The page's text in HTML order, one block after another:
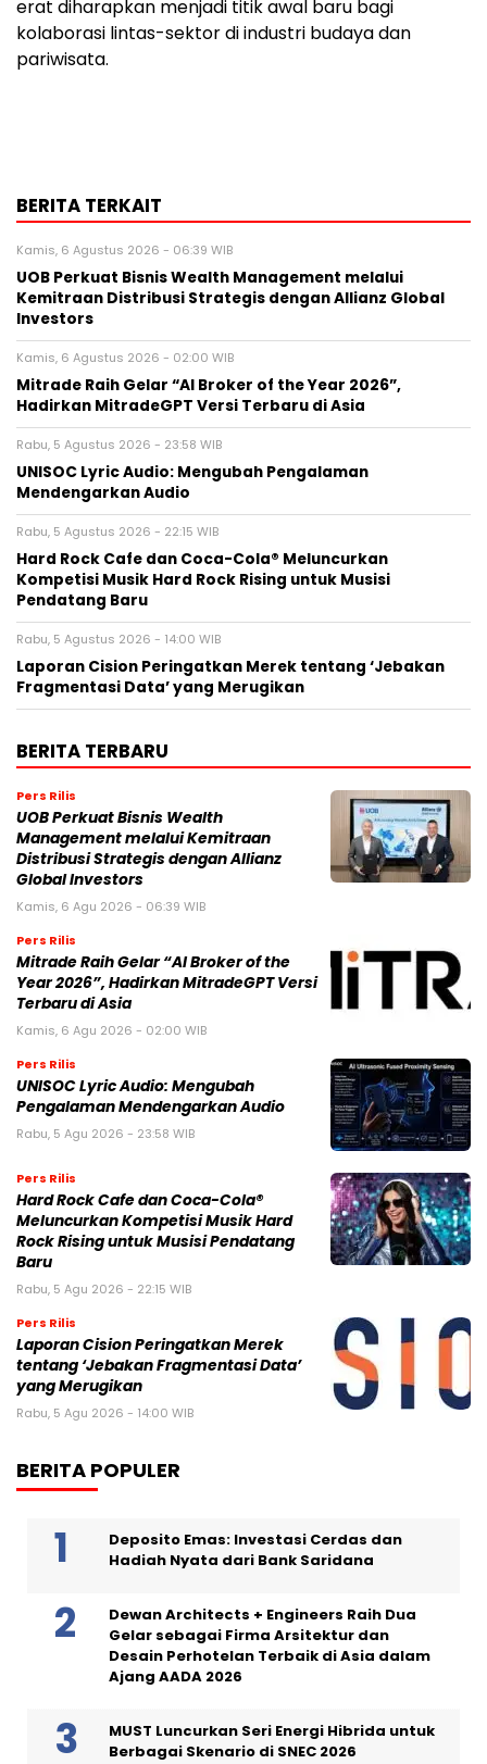
erat diharapkan menjadi titik awal baru bagi
kolaborasi lintas-sektor di industri budaya dan
pariwisata.
BERITA TERKAIT
Kamis, 6 Agustus 2026 - 06:39 WIB
UOB Perkuat Bisnis Wealth Management melalui
Kemitraan Distribusi Strategis dengan Allianz Global
Investors
Kamis, 6 Agustus 2026 - 02:00 WIB
Mitrade Raih Gelar “AI Broker of the Year 2026”,
Hadirkan MitradeGPT Versi Terbaru di Asia
Rabu, 5 Agustus 2026 - 23:58 WIB
UNISOC Lyric Audio: Mengubah Pengalaman
Mendengarkan Audio
Rabu, 5 Agustus 2026 - 22:15 WIB
Hard Rock Cafe dan Coca-Cola® Meluncurkan
Kompetisi Musik Hard Rock Rising untuk Musisi
Pendatang Baru
Rabu, 5 Agustus 2026 - 14:00 WIB
Laporan Cision Peringatkan Merek tentang ‘Jebakan
Fragmentasi Data’ yang Merugikan
BERITA TERBARU
Pers Rilis
UOB Perkuat Bisnis Wealth
Management melalui Kemitraan
Distribusi Strategis dengan Allianz
Global Investors
Kamis, 6 Agu 2026 - 06:39 WIB
Pers Rilis
Mitrade Raih Gelar “AI Broker of the
Year 2026”, Hadirkan MitradeGPT Versi
Terbaru di Asia
Kamis, 6 Agu 2026 - 02:00 WIB
Pers Rilis
UNISOC Lyric Audio: Mengubah
Pengalaman Mendengarkan Audio
Rabu, 5 Agu 2026 - 23:58 WIB
Pers Rilis
Hard Rock Cafe dan Coca-Cola®
Meluncurkan Kompetisi Musik Hard
Rock Rising untuk Musisi Pendatang
Baru
Rabu, 5 Agu 2026 - 22:15 WIB
Pers Rilis
Laporan Cision Peringatkan Merek
tentang ‘Jebakan Fragmentasi Data’
yang Merugikan
Rabu, 5 Agu 2026 - 14:00 WIB
BERITA POPULER
Deposito Emas: Investasi Cerdas dan
Hadiah Nyata dari Bank Saridana
Dewan Architects + Engineers Raih Dua
Gelar sebagai Firma Arsitektur dan
Desain Perhotelan Terbaik di Asia dalam
Ajang AADA 2026
MUST Luncurkan Seri Energi Hibrida untuk
Berbagai Skenario di SNEC 2026